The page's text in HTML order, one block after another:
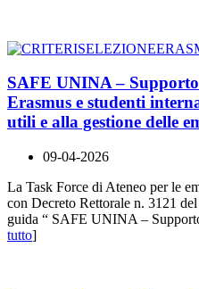
SAFE UNINA – Supporto
Erasmus e studenti
utili e alla gestione delle
09-04-2026
La Task Force di Ateneo per le
con Decreto Rettorale n. 3121
guida “ SAFE UNINA –
tutto]